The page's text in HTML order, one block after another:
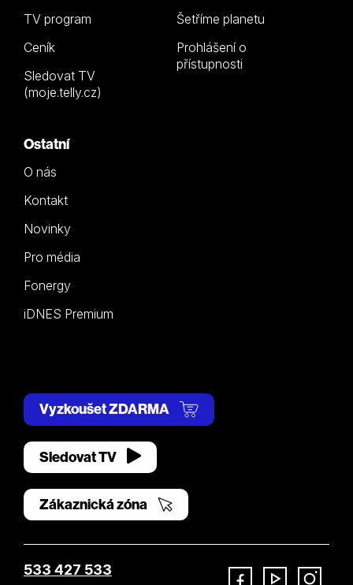
TV program
Ceník
Sledovat TV
(moje.telly.cz)
Šetříme planetu
Prohlášení o
přístupnosti
Ostatní
O nás
Kontakt
Novinky
Pro média
Fonergy
iDNES Premium
Vyzkoušet ZDARMA
Sledovat TV
Zákaznická zóna
533 427 533